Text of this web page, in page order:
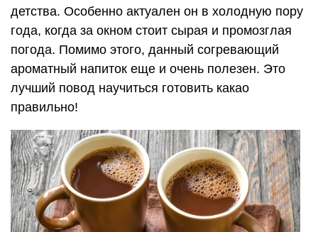
детства. Особенно актуален он в холодную пору
года, когда за окном стоит сырая и промозглая
погода. Помимо этого, данный согревающий
ароматный напиток еще и очень полезен. Это
лучший повод научиться готовить какао
правильно!